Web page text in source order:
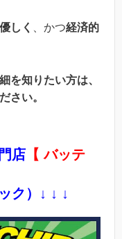
しく 、かつ経済的
を知りたい方は、
さい。
店 【 バッテ
ク） ↓ ↓ ↓